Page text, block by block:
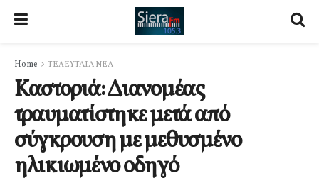
Home ΤΕΛΕΥΤΑΙΑ ΝΕΑ
Καστοριά: Διανομέας
τραυματίστηκε μετά από
σύγκρουση με μεθυσμένο
ηλικιωμένο οδηγό